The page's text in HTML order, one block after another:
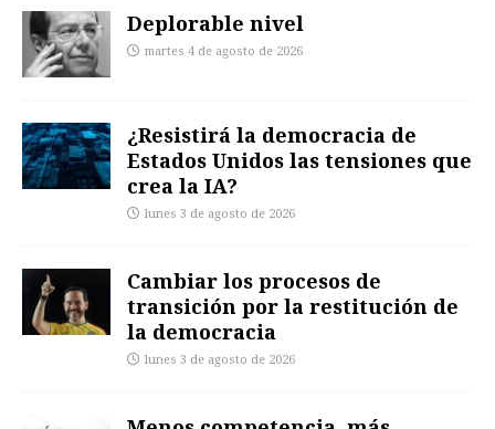
Deplorable nivel
martes 4 de agosto de 2026
¿Resistirá la democracia de
Estados Unidos las tensiones que
crea la IA?
lunes 3 de agosto de 2026
Cambiar los procesos de
transición por la restitución de
la democracia
lunes 3 de agosto de 2026